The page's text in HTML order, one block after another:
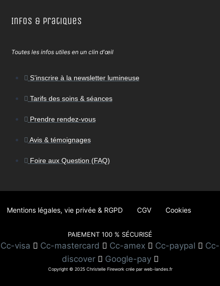
Infos & Pratiques
Toutes les infos utiles en un clin d'œil
S’inscrire à la newsletter lumineuse
Tarifs des soins & séances
Prendre rendez-vous
Avis & témoignages
Foire aux Question (FAQ)
Mentions légales, vie privée & RGPD CGV Cookies
PAIEMENT 100 % SÉCURISÉ
Cc-visa Cc-mastercard Cc-amex Cc-paypal
Cc-
discover
Google-pay
Copyright © 2025 Christelle Firework crée par web-landes.fr